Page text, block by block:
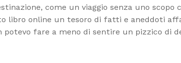
come un viaggio senza uno
libro online un tesoro di fatti e aneddoti
fare a meno di sentire un pizzico di